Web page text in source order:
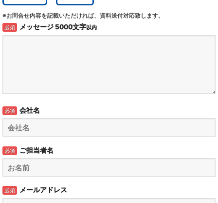
※お問合せ内容を記載いただければ、資料送付対応致します。
必須 メッセージ5000文字以内
必須 会社名
必須 ご担当者名
必須 メールアドレス